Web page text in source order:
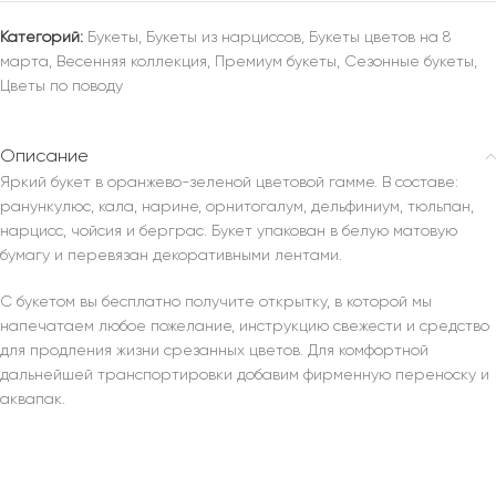
Категорий: Букеты Букеты из нарциссов Букеты цветов на 8
марта Весенняя коллекция Премиум букеты Сезонные букеты
Цветы по поводу
Описание
Яркий букет в оранжево-зеленой цветовой гамме. В составе:
ранункулюс, кала, нарине, орнитогалум, дельфиниум, тюльпан,
нарцисс, чойсия и берграс. Букет упакован в белую матовую
бумагу и перевязан декоративными лентами.
С букетом вы бесплатно получите открытку, в которой мы
напечатаем любое пожелание, инструкцию свежести и средство
для продления жизни срезанных цветов. Для комфортной
дальнейшей транспортировки добавим фирменную переноску и
аквапак.